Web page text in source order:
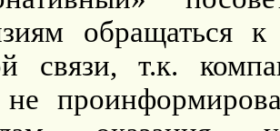
обращаться
связи, т.к.